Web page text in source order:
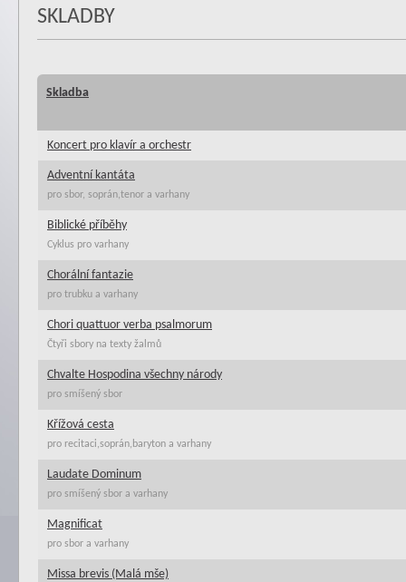
SKLADBY
Skladba
Koncert pro klavír a orchestr
Adventní kantáta
pro sbor, soprán,tenor a varhany
Biblické příběhy
Cyklus pro varhany
Chorální fantazie
pro trubku a varhany
Chori quattuor verba psalmorum
Čtyři sbory na texty žalmů
Chvalte Hospodina všechny národy
pro smíšený sbor
Křížová cesta
pro recitaci,soprán,baryton a varhany
Laudate Dominum
pro smíšený sbor a varhany
Magnificat
pro sbor a varhany
Missa brevis (Malá mše)